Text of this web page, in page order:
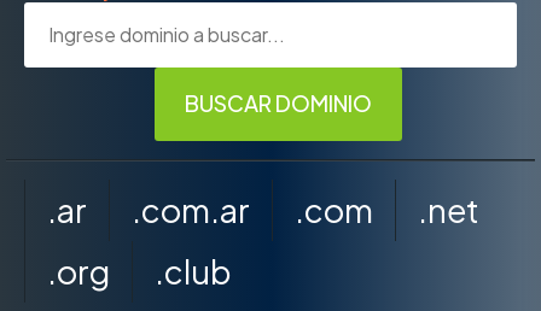
.ar .com.ar .com
.net
.org
.club